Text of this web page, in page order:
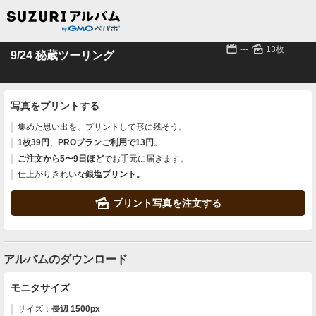
9/24 秘蔵ツーリング 📅 --- 🌄 13枚
写真をプリントする
集めた思い出を、プリントして形に残そう。
1枚39円 、 PROプランご利用で13円 。
ご注文から5〜9日ほどでお手元に届きます。
仕上がりきれいな銀塩プリント。
🌄 プリント写真を注文する
アルバムのダウンロード
モニタサイズ
サイズ： 長辺 1500px